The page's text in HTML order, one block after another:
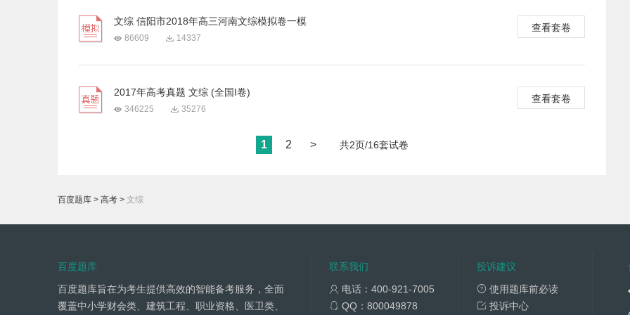
文综 信阳市2018年高三河南文综模拟卷一模
86609 14337
查看套卷
2017年高考真题 文综 (全国I卷)
346225 35276
查看套卷
1 2 > 共2页/16套试卷
百度题库 > 高考 > 文综
百度题库
百度题库旨在为考生提供高效的智能备考服务，全面
覆盖中小学财会类、建筑工程、职业资格、医卫类、
联系我们
电话：400-921-7005
QQ：800049878
投诉建议
使用题库前必读
投诉中心